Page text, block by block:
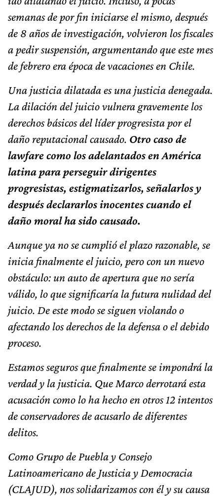
semanas de por fin iniciarse el mismo, después
de 8 años de investigación, volvieron los fiscales
a pedir suspensión, argumentando que este mes
de febrero era época de vacaciones en Chile.
Una justicia dilatada es una justicia denegada.
La dilación del juicio vulnera gravemente los
derechos básicos del líder progresista por el
daño reputacional causado. Otro caso de
lawfare como los adelantados en América
latina para perseguir dirigentes
progresistas, estigmatizarlos, señalarlos y
después declararlos inocentes cuando el
daño moral ha sido causado.
Aunque ya no se cumplió el plazo razonable, se
inicia finalmente el juicio, pero con un nuevo
obstáculo: un auto de apertura que no sería
válido, lo que significaría la futura nulidad del
juicio. De este modo se siguen violando o
afectando los derechos de la defensa o el debido
proceso.
Estamos seguros que finalmente se impondrá la
verdad y la justicia. Que Marco derrotará esta
acusación como lo ha hecho en otros 12 intentos
de conservadores de acusarlo de diferentes
delitos.
Como Grupo de Puebla y Consejo
Latinoamericano de Justicia y Democracia
(CLAJUD), nos solidarizamos con él y su causa